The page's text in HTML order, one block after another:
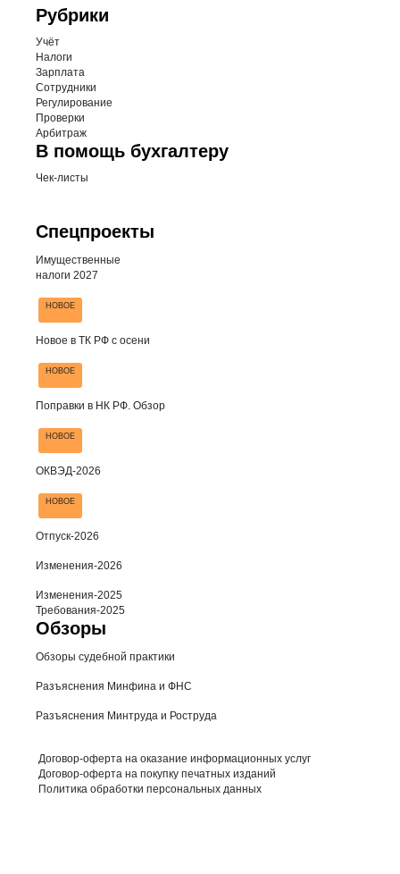
Рубрики
Учёт
Налоги
Зарплата
Сотрудники
Регулирование
Проверки
Арбитраж
В помощь бухгалтеру
Чек-листы
Спецпроекты
Имущественные
налоги 2027
НОВОЕ
Новое в ТК РФ с осени
НОВОЕ
Поправки в НК РФ. Обзор
НОВОЕ
ОКВЭД-2026
НОВОЕ
Отпуск-2026
Изменения-2026
Изменения-2025
Требования-2025
Обзоры
Обзоры судебной практики
Разъяснения Минфина и ФНС
Разъяснения Минтруда и Роструда
Договор-оферта на оказание информационных услуг
Договор-оферта на покупку печатных изданий
Политика обработки персональных данных